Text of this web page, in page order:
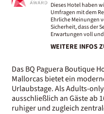
Dieses Hotel haben
Umfragen mit dem
Ehrliche Meinungen
Sicherheit, dass der
Erwartungen voll
WEITERE INFOS
Das BQ Paguera Boutique
Mallorcas bietet ein
Urlaubstage. Als Adults-
ausschließlich an Gäste ab
ruhiger und zugleich